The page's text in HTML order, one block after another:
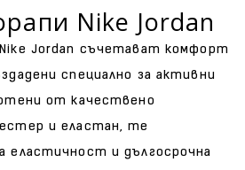
Nike Jordan
Jordan съчетават комфорт
специално за активни
от качествено
и еластан, те
еластичност и дългосрочна